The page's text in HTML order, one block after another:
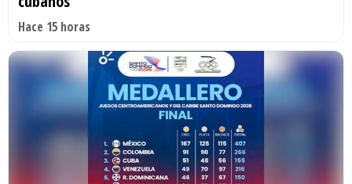
Hace 15 horas